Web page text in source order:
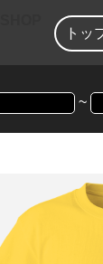
トッ
~